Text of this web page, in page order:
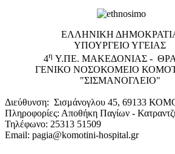
EΛΛΗΝΙΚΗ
ΥΠΟΥΡΓΕΙΟ ΥΓΕΙΑΣ
4η Υ.ΠΕ. ΜΑΚΕΔΟΝΙΑΣ -
ΓΕΝΙΚΟ NΟΣΟΚΟΜΕΙΟ
"ΣΙΣΜΑΝΟΓΛΕΙΟ"
Διεύθυνση: Σισμάνογλου 45, 69133
Πληροφορίες: Αποθήκη Παγίων -
Τηλέφωνο: 25313 51509
Email: pagia@komotini-hospital.gr